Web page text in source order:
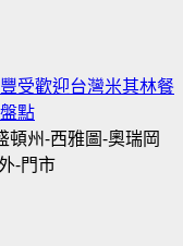
受歡迎台灣米其林餐
點